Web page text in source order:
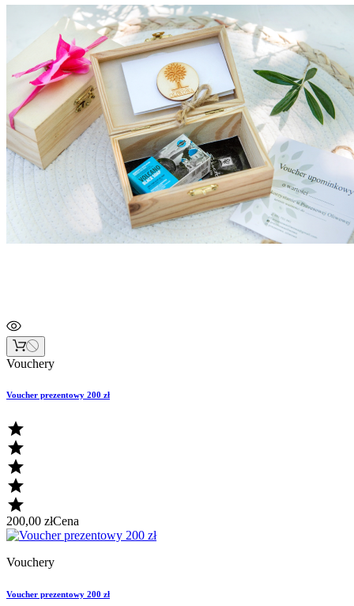
Vouchery
Voucher prezentowy 200 zł





200,00 złCena
Vouchery
Voucher prezentowy 200 zł